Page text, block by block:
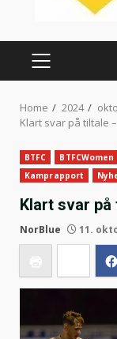
PRIMARY
MENU
Home 2024
Klart svar på tiltale
BTFC BTFCWomen
Kamprapport
Klart svar
NorBlue 11.